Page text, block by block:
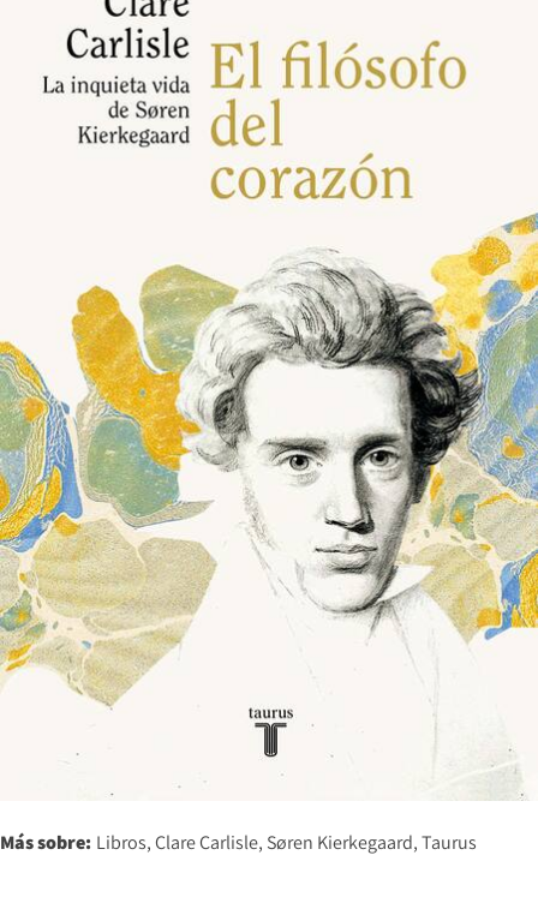
Más sobre: Libros Clare Carlisle Søren Kierkegaard Taurus